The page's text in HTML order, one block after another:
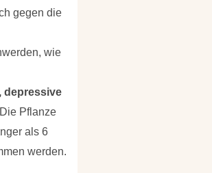
gegen die
wie
depressive
Pflanze
als 6
werden.